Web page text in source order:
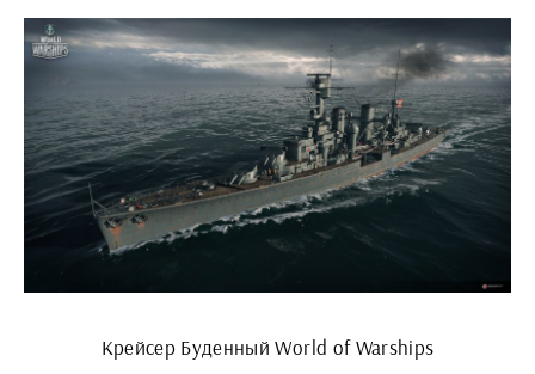
Крейсер Буденный World of Warships